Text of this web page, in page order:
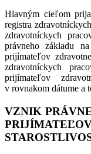
Hlavným cieľom
registra
zdravotníckych
právneho základu
prijímateľov
zdravotníckych
prijímateľov
v rovnakom dátume a
VZNIK